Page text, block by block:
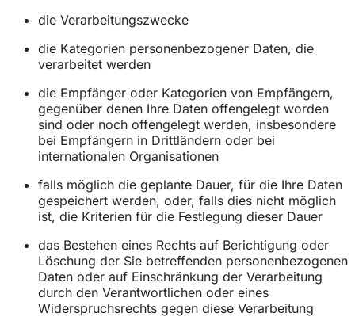
die Verarbeitungszwecke
die Kategorien personenbezogener Daten, die
verarbeitet werden
die Empfänger oder Kategorien von Empfängern,
gegenüber denen Ihre Daten offengelegt worden
sind oder noch offengelegt werden, insbesondere
bei Empfängern in Drittländern oder bei
internationalen Organisationen
falls möglich die geplante Dauer, für die Ihre Daten
gespeichert werden, oder, falls dies nicht möglich
ist, die Kriterien für die Festlegung dieser Dauer
das Bestehen eines Rechts auf Berichtigung oder
Löschung der Sie betreffenden personenbezogenen
Daten oder auf Einschränkung der Verarbeitung
durch den Verantwortlichen oder eines
Widerspruchsrechts gegen diese Verarbeitung